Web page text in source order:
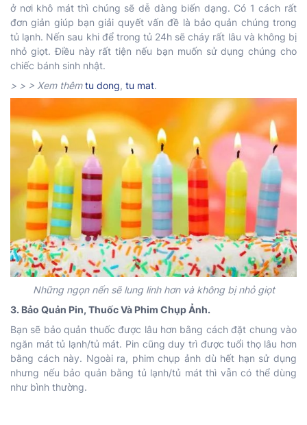
ở nơi khô mát thì chúng sẽ dễ dàng biến dạng. Có 1 cách rất
đơn giản giúp bạn giải quyết vấn đề là bảo quản chúng trong
tủ lạnh. Nến sau khi để trong tủ 24h sẽ cháy rất lâu và không bị
nhỏ giọt. Điều này rất tiện nếu bạn muốn sử dụng chúng cho
chiếc bánh sinh nhật.
> > > Xem thêm tu dong, tu mat.
Những ngọn nến sẽ lung linh hơn và không bị nhỏ giọt
3. Bảo Quản Pin, Thuốc Và Phim Chụp Ảnh.
Bạn sẽ bảo quản thuốc được lâu hơn bằng cách đặt chung vào
ngăn mát tủ lạnh/tủ mát. Pin cũng duy trì được tuổi thọ lâu hơn
bằng cách này. Ngoài ra, phim chụp ảnh dù hết hạn sử dụng
nhưng nếu bảo quản bằng tủ lạnh/tủ mát thì vẫn có thể dùng
như bình thường.